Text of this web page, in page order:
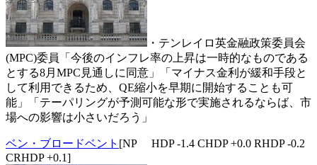
・テンレイロ英金融政策委員会
(MPC)委員「今後のインフレ率の上昇は一時的なものである
とする8月MPC見通しに同意」「マイナス金利が緩和手段と
して利用できるため、QE縮小を早期に開始することも可
能」「テーパリングが予測可能な形で実施されるならば、市
場への影響は小さいだろう」
ベン・ブロードベント [NP HDP -1.4 CHDP +0.0 RHDP -0.2
CRHDP +0.1]